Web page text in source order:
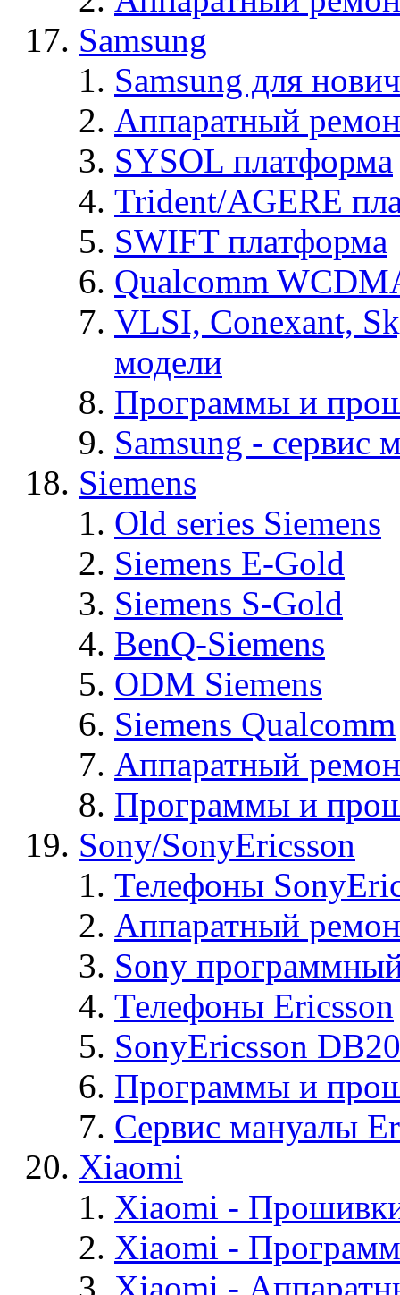
Samsung
Samsung для
Аппаратный
SYSOL платформа
Trident/AGERE
SWIFT платформа
Qualcomm
VLSI, Conexant,
модели
Программы и
Samsung - cервис
Siemens
Old series Siemens
Siemens E-Gold
Siemens S-Gold
BenQ-Siemens
ODM Siemens
Siemens Qualcomm
Аппаратный
Программы и
Sony/SonyEricsson
Телефоны
Аппаратный
Sony
Телефоны Ericsson
SonyEricsson
Программы и
Сервис мануалы
Xiaomi
Xiaomi -
Xiaomi -